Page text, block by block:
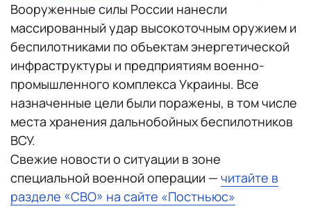
Вооруженные силы России нанесли
массированный удар высокоточным оружием и
беспилотниками по объектам энергетической
инфраструктуры и предприятиям военно-
промышленного комплекса Украины. Все
назначенные цели были поражены, в том числе
места хранения дальнобойных беспилотников
ВСУ.
Свежие новости о ситуации в зоне
специальной военной операции — читайте в
разделе «СВО» на сайте «Постньюс»